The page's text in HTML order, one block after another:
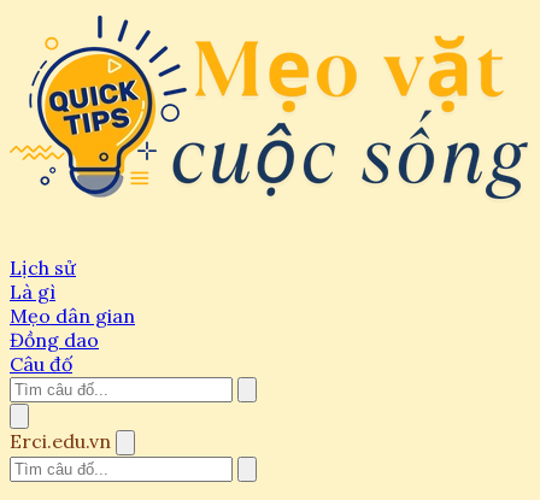
Lịch sử
Là gì
Mẹo dân gian
Đồng dao
Câu đố
Erci.edu.vn